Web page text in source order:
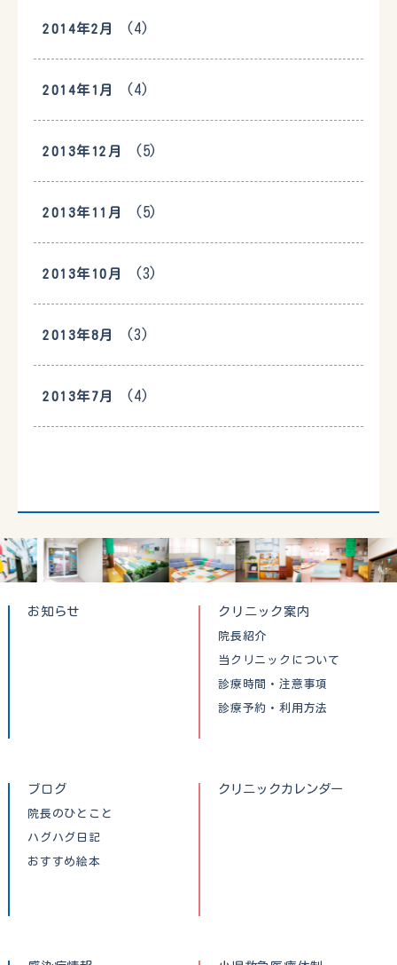
2014年2月 (4)
2014年1月 (4)
2013年12月 (5)
2013年11月 (5)
2013年10月 (3)
2013年8月 (3)
2013年7月 (4)
お知らせ クリニック案内
院長紹介
当クリニックについて
診療時間・注意事項
診療予約・利用方法
ブログ
院長のひとこと
ハグハグ日記
おすすめ絵本
クリニックカレンダー